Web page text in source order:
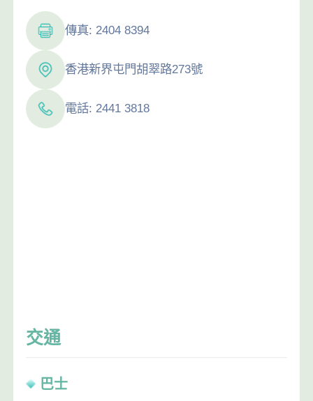
傳真: 2404 8394
香港新界屯門胡翠路273號
電話: 2441 3818
交通
巴士